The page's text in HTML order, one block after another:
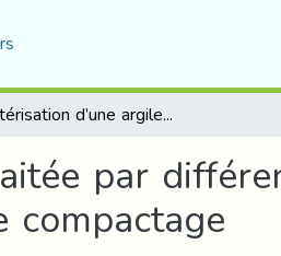
Caractérisation d’une argile expansive traitée par différents types de ciment et reconstituée à forte énergie de compactage
par